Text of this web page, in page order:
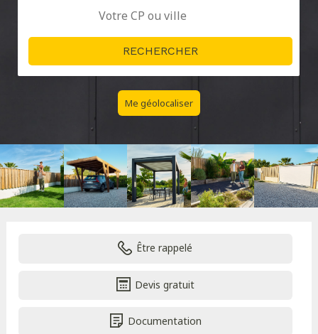
Me géolocaliser
Être rappelé
Devis gratuit
Documentation